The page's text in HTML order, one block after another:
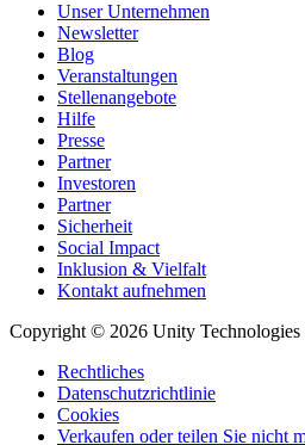
Unser Unternehmen
Newsletter
Blog
Veranstaltungen
Stellenangebote
Hilfe
Presse
Partner
Investoren
Partner
Sicherheit
Social Impact
Inklusion & Vielfalt
Kontakt aufnehmen
Copyright © 2026 Unity Technologies
Rechtliches
Datenschutzrichtlinie
Cookies
Verkaufen oder teilen Sie nicht